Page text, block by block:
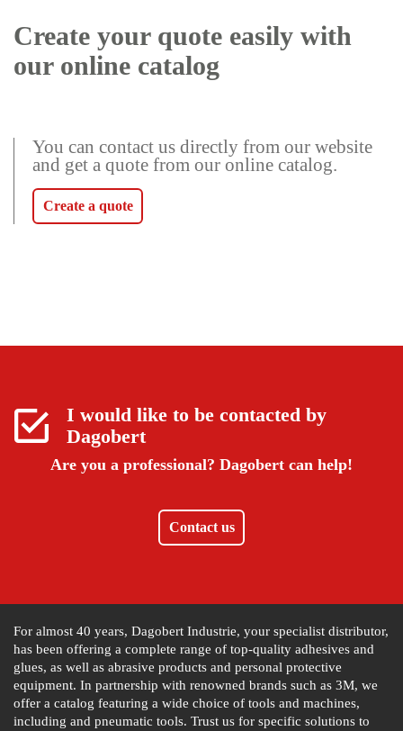
Create your quote easily with
our online catalog
You can contact us directly from our website
and get a quote from our online catalog.
Create a quote
I would like to be contacted by
Dagobert
Are you a professional? Dagobert can help!
Contact us
For almost 40 years, Dagobert Industrie, your specialist distributor,
has been offering a complete range of top-quality adhesives and
glues, as well as abrasive products and personal protective
equipment. In partnership with renowned brands such as 3M, we
offer a catalog featuring a wide choice of tools and machines,
including and pneumatic tools. Trust us for specific solutions to